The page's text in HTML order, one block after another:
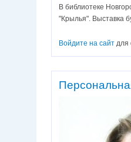
В библиотеке
"Крылья". Выставка
Войдите на сайт для